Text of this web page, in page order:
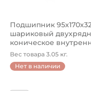
Смазка:
Смазка на весь срок
Классификация
Подшипник
шариковый
коническое
кол...
Вес товара 3.05 кг.
Нет в наличии